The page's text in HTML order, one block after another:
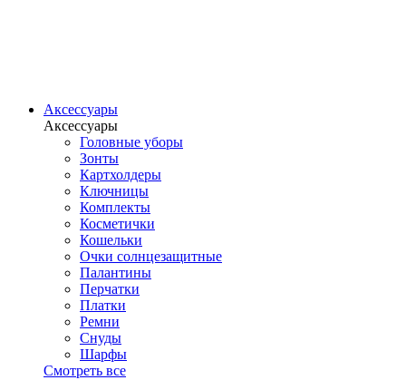
Аксессуары
Аксессуары
Головные уборы
Зонты
Картхолдеры
Ключницы
Комплекты
Косметички
Кошельки
Очки солнцезащитные
Палантины
Перчатки
Платки
Ремни
Снуды
Шарфы
Смотреть все